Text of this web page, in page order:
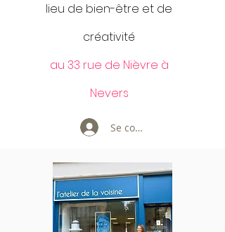
lieu de bien-être et de
créativité
au 33 rue de Nièvre à
Nevers
Se connecter